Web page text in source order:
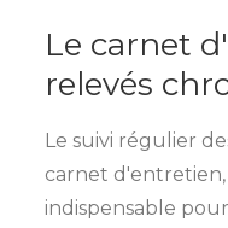
Le carnet
relevés
Le suivi régulier
carnet
indispensable